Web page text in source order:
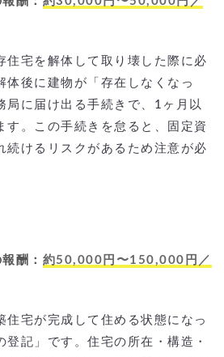
住宅を解体して取り壊した際に必
体後に建物が「存在しなくなっ
局に届け出る手続きで、1ヶ月以
す。この手続きを怠ると、固定資
続けるリスクがあるため注意が必
酬： 約50,000円〜150,000円／
住宅が完成して住める状態になっ
登記」です。住宅の所在・構造・